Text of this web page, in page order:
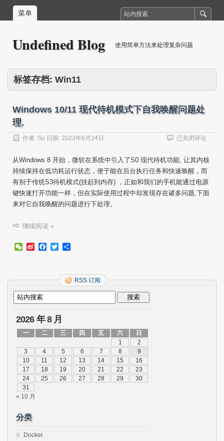
菜单
Undefined Blog 使用简单方法来处理复杂问题
标签存档: Win11
Windows 10/11 现代待机模式下自我唤醒问题处
理.
作者: Su 日期: 2023年6月24日
Windows
现
代
待
机
模
理.
已关闭评论
从Windows 8 开始，微软在系统中引入了S0 现代待机功能, 让其内核
持续保持在低功耗运行状态，便于能在后台执行任务和快速唤醒，而
有别于传统S3待机模式(挂起到内存) ，正如和我们的手机能通过电源
键快速打开功能一样，但在实际使用过程中却发现存在诸多问题,下面
来对它自我唤醒的问题进行下处理。
继续阅读 »
WeChat
SinaFacebook
Twitter
RSS 订阅
2026 年 8 月
一 二 三 四 五 六
日
1
2
3
4 5 6 7 8
9
10
11 12 13 14 15
16
17
18 19 20 21 22
23
24
25 26 27 28 29
30
31
« 10 月
分类
Docker